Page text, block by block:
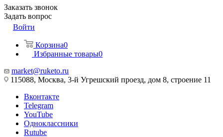
Заказать звонок
Задать вопрос
Войти
Корзина0
Избранные товары0
market@ruketo.ru
115088, Москва, 3-й Угрешский проезд, дом 8, строение 11
Вконтакте
Telegram
YouTube
Одноклассники
Rutube